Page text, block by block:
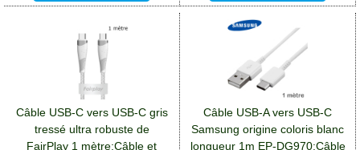
Câble USB-C vers USB-C gris
tressé ultra robuste de
FairPlay 1 mètre:Câble et
Câble USB-A vers USB-C
Samsung origine coloris blanc
longueur 1m EP-DG970:Câble